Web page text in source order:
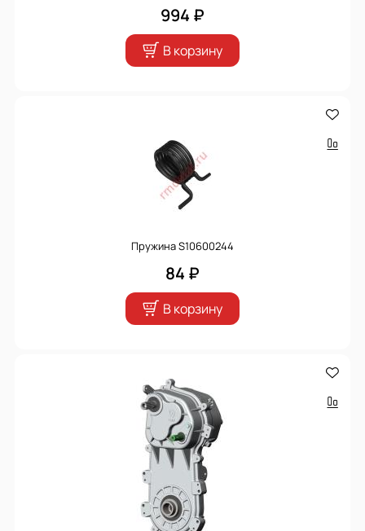
994 ₽
В корзину
Пружина S10600244
84 ₽
В корзину